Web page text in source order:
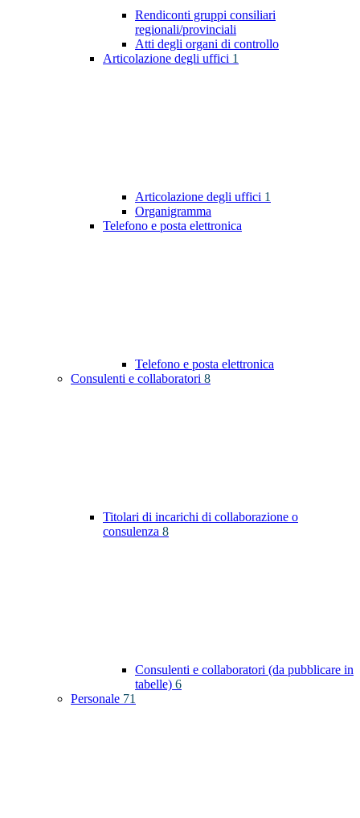
Rendiconti gruppi consiliari
regionali/provinciali
Atti degli organi di controllo
Articolazione degli uffici 1
Articolazione degli uffici 1
Organigramma
Telefono e posta elettronica
Telefono e posta elettronica
Consulenti e collaboratori 8
Titolari di incarichi di collaborazione o
consulenza 8
Consulenti e collaboratori (da pubblicare in
tabelle) 6
Personale 71